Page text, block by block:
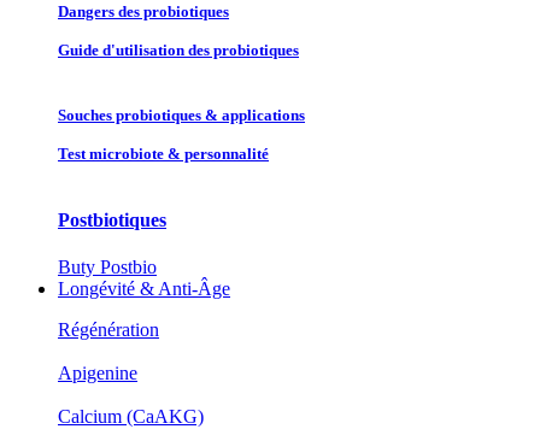
Dangers des probiotiques
Guide d'utilisation des probiotiques
Souches probiotique​s & applications
Test microbiote & personnalité
Postbiotiques
Buty Postbio
Longévité & Anti-Âge
Régénération
Apigenine
Calcium (CaAKG)